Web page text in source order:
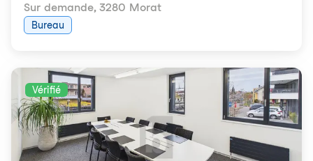
Sur demande, 3280 Morat
Bureau
Vérifié